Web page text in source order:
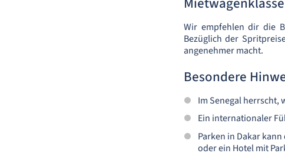
Wir empfehlen dir die
Bezüglich der
angenehmer macht.
Besondere
Im Senegal herrscht,
Ein internationaler
Parken in Dakar
oder ein Hotel mit